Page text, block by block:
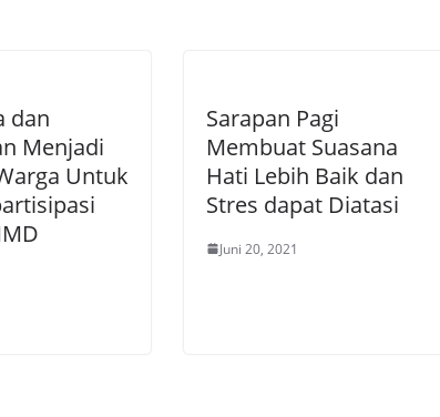
dan
Menjadi
Untuk
Sarapan Pagi
Membuat Suasana
Hati Lebih Baik dan
Stres dapat Diatasi
Juni 20, 2021